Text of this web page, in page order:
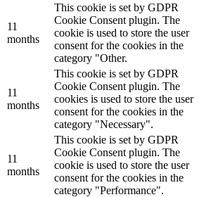
11
months
This cookie is set by GDPR
Cookie Consent plugin. The
cookie is used to store the user
consent for the cookies in the
category "Other.
11
months
This cookie is set by GDPR
Cookie Consent plugin. The
cookies is used to store the user
consent for the cookies in the
category "Necessary".
11
months
This cookie is set by GDPR
Cookie Consent plugin. The
cookie is used to store the user
consent for the cookies in the
category "Performance".